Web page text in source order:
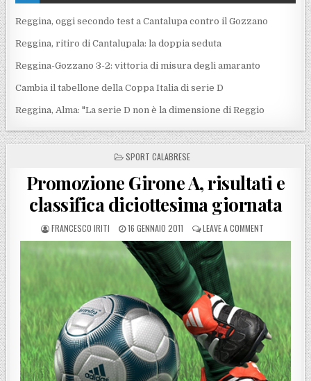
Reggina, oggi secondo test a Cantalupa contro il Gozzano
Reggina, ritiro di Cantalupala: la doppia seduta
Reggina-Gozzano 3-2: vittoria di misura degli amaranto
Cambia il tabellone della Coppa Italia di serie D
Reggina, Alma: "La serie D non è la dimensione di Reggio
POSTED IN
SPORT CALABRESE
Promozione Girone A, risultati e
classifica diciottesima giornata
POSTED BY
FRANCESCO IRITI POSTED ON
16 GENNAIO 2011 LEAVE A COMMENTON